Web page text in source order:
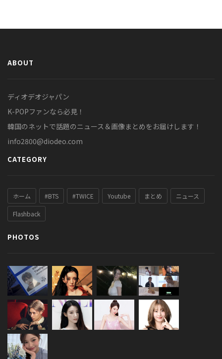
ABOUT
ディオデオジャパン
K-POPファンなら必見！
韓国のネットで話題のニュース＆画像まとめをお届けします！
info2800@diodeo.com
CATEGORY
ホーム #BTS #TWICE Youtube まとめ ニュース
Flashback
PHOTOS